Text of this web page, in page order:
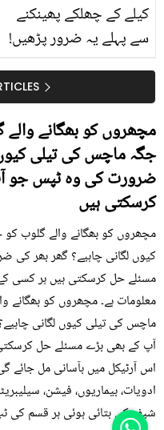
کیلے کے چھلکے پھینکنے
سے پہلے یہ ضرور پڑھیں!
سستا اور قدرتی حل
مچھروں کو بھگانے
جگہ ماچس کی تیلی
ضرورت کی وہ ٹپس جو
کرسکتی ہیں
مچھروں کو بھگانے والے گلوب
کیوں لگانی چاہیے؟ گھر بھر
مسئلے حل کرسکتی ہیں ہر کسی کے
معلومات ہے۔ مچھروں کو بھگانے
ماچس کی تیلی کیوں لگانی
آپ کے بھی بڑے مسئلے حل
اس آرٹیکل میں بآسانی مل جائے
ادویات، بیماریوں، فیشن،
شیف کی بتائی ہوئی ہر قسم کی